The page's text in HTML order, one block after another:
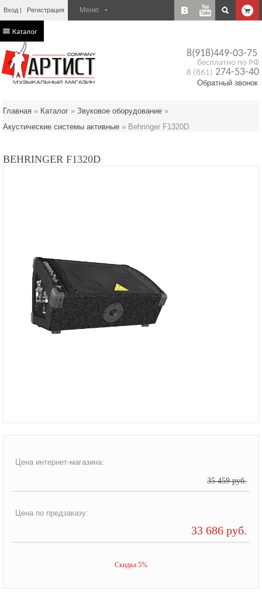
Вход Регистрация
8(918)449-03-75
бесплатно по РФ
8 (861) 274-53-40
Обратный звонок
Каталог
Главная » Каталог » Звуковое оборудование »
Акустические системы активные » Behringer F1320D
BEHRINGER F1320D
Цена интернет-магазина:
35 459 руб.
Цена по предзаказу:
33 686 руб.
Скидка 5%